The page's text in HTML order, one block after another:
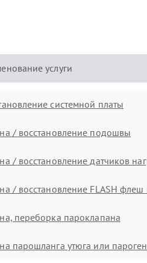
услуги
системной платы
/ восстановление подошвы
/ восстановление датчиков
/ восстановление FLASH флеш
переборка пароклапана
парошланга утюга или